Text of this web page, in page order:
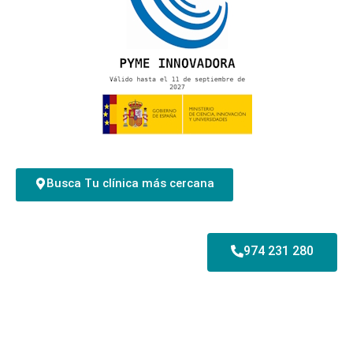
Busca Tu clínica más cercana
974 231 280